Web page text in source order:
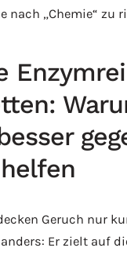
nach „Chemie“ zu
Geruch nur
Er zielt auf